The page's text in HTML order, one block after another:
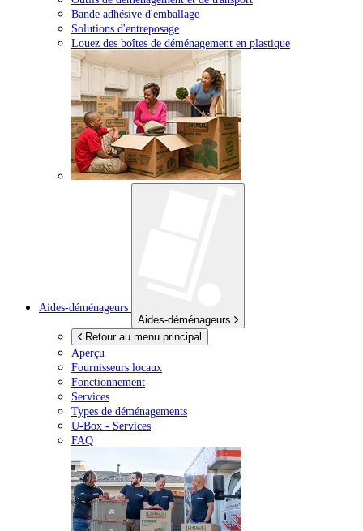
Bande adhésive d'emballage
Solutions d'entreposage
Louez des boîtes de déménagement en plastique
Aides-déménageurs
Aides-déménageurs
Retour au menu principal
Aperçu
Fournisseurs locaux
Fonctionnement
Services
Types de déménagements
U-Box - Services
FAQ